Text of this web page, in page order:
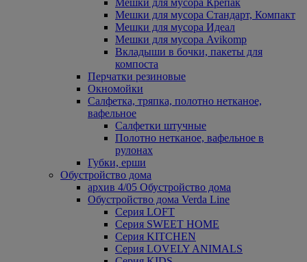
Мешки для мусора Крепак
Мешки для мусора Стандарт, Компакт
Мешки для мусора Идеал
Мешки для мусора Avikomp
Вкладыши в бочки, пакеты для
компоста
Перчатки резиновые
Окномойки
Салфетка, тряпка, полотно нетканое,
вафельное
Салфетки штучные
Полотно нетканое, вафельное в
рулонах
Губки, ерши
Обустройство дома
архив 4/05 Обустройство дома
Обустройство дома Verda Line
Серия LOFT
Серия SWEET HOME
Серия KITCHEN
Серия LOVELY ANIMALS